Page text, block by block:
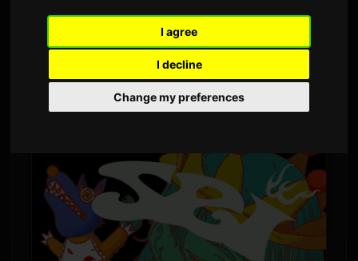
I agree
I decline
Change my preferences
Yoh Kamiyama će izdati svoj novi album,
"Chemical X," 5. augusta. Ovo je njegov prvi puni
album nakon otprilike četiri godine, nakon